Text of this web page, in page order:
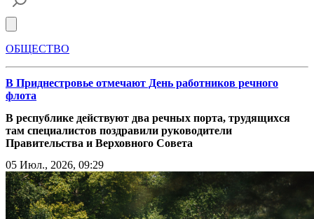
ОБЩЕСТВО
В Приднестровье отмечают День работников речного
флота
В республике действуют два речных порта, трудящихся
там специалистов поздравили руководители
Правительства и Верховного Совета
05 Июл., 2026, 09:29